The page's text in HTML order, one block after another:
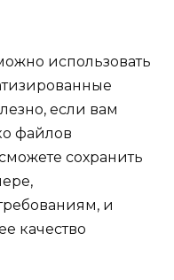
использовать
если вам
файлов
сохранить
и
качество